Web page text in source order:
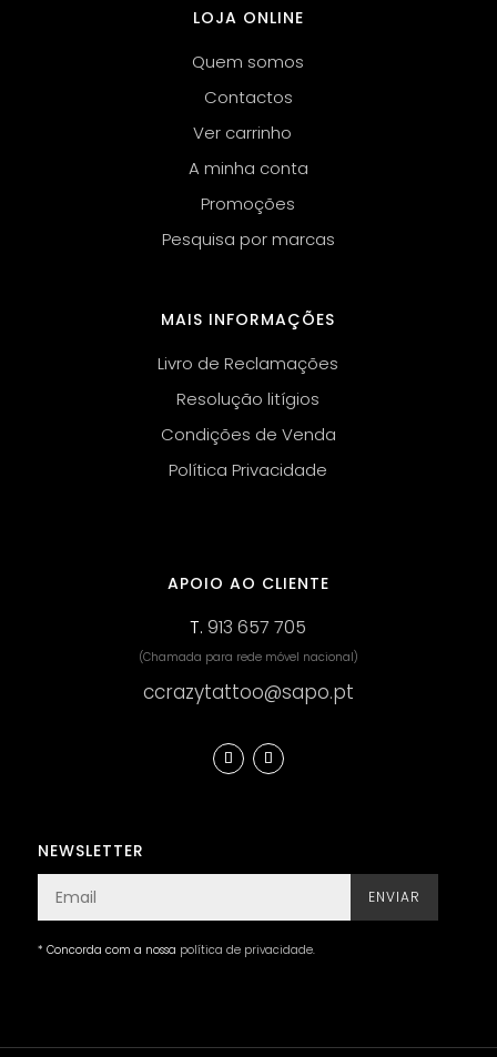
LOJA ONLINE
Quem somos
Contactos
Ver carrinho
A minha conta
Promoções
Pesquisa por marcas
MAIS INFORMAÇÕES
Livro de Reclamações
Resolução litígios
Condições de Venda
Política Privacidade
APOIO AO CLIENTE
T.913 657 705
(Chamada para rede móvel nacional)
ccrazytattoo@sapo.pt
NEWSLETTER
ENVIAR
* Concorda com a nossa política de privacidade.